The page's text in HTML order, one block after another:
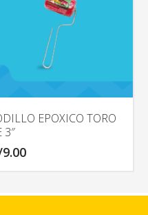
EPOXICO TORO
3″
9.00